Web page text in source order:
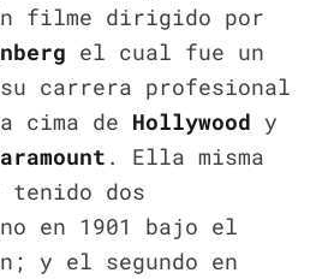
filme dirigido por
el cual fue un
su carrera profesional
cima de Hollywood y
. Ella misma
tenido dos
en 1901 bajo el
y el segundo en